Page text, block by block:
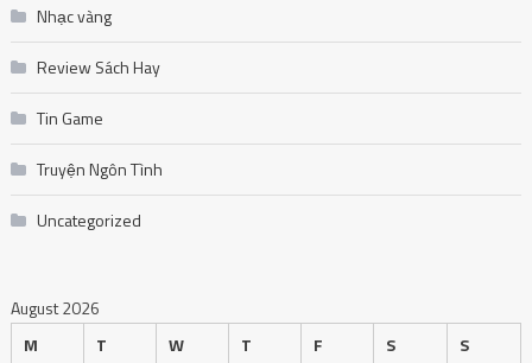
Nhạc vàng
Review Sách Hay
Tin Game
Truyện Ngôn Tình
Uncategorized
August 2026
M
T W T F S
S